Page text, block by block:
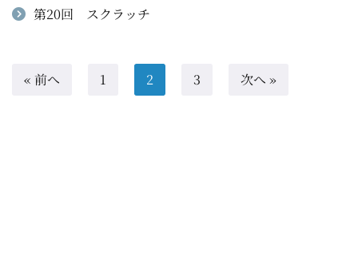
第20回 スクラッチ
« 前へ 1 2 3 次へ »